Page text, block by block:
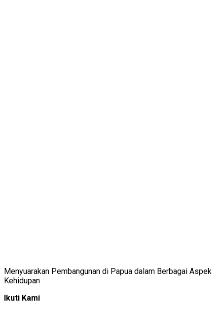
Menyuarakan Pembangunan di Papua dalam Berbagai Aspek
Kehidupan
Ikuti Kami